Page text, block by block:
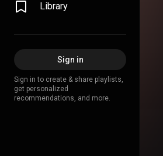
Library
Sign in
Sign in to create & share playlists,
get personalized
recommendations, and more.